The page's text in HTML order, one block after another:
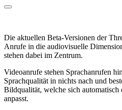
Die aktuellen Beta-Versionen der
Anrufe in die audiovisuelle
stehen dabei im Zentrum.
Videoanrufe stehen Sprachanrufen
Sprachqualität in nichts nach und
Bildqualität, welche sich automatisch
anpasst.